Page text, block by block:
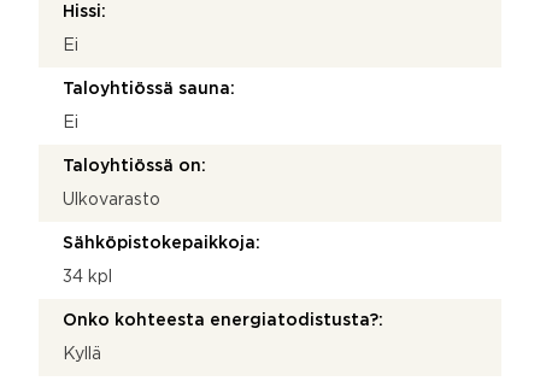
Hissi:
Ei
Taloyhtiössä sauna:
Ei
Taloyhtiössä on:
Ulkovarasto
Sähköpistokepaikkoja:
34 kpl
Onko kohteesta energiatodistusta?:
Kyllä